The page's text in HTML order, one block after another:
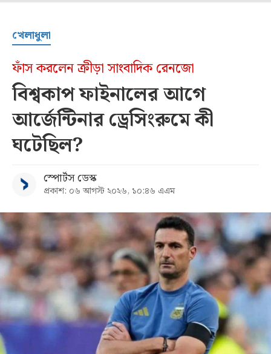
খেলাধুলা
ফাঁস করলেন ক্রীড়া সাংবাদিক রেনজো
বিশ্বকাপ ফাইনালের আগে
আর্জেন্টিনার ড্রেসিংরুমে কী
ঘটেছিল?
স্পোর্টস ডেস্ক
প্রকাশ: ০৬ আগস্ট ২০২৬, ১০:৪৬ এএম